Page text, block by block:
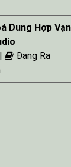
Dung Hợp
Đang Ra